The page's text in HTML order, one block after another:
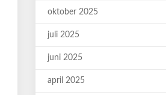
oktober 2025
juli 2025
juni 2025
april 2025